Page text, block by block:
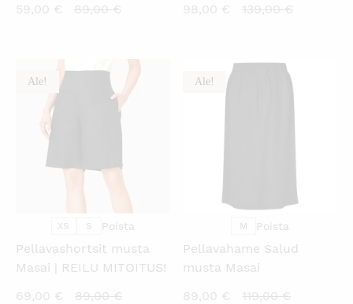
59,00 €
Nykyinen
59,00 €.
89,00€Alkuperäinen98,00 €
Nykyinen
98,00 €.
139,00€
Ale! KATSO PIKANÄKYMÄ
XS S Poista
Pellavashortsit musta
Masai | REILU MITOITUS!
69,00 €
Nykyinen
89,00€Alkuperäinen
Ale! KATSO PIKANÄKYMÄ
M Poista
Pellavahame Salud
musta Masai
89,00 €
Nykyinen
119,00€